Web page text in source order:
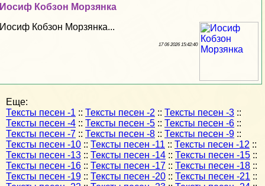
Иосиф Кобзон Морзянка
Иосиф Кобзон Морзянка...
17 06 2026 15:42:40
Еще:
Тексты песен -1 :: Тексты песен -2 :: Тексты песен -3 ::
Тексты песен -4 :: Тексты песен -5 :: Тексты песен -6 ::
Тексты песен -7 :: Тексты песен -8 :: Тексты песен -9 ::
Тексты песен -10 :: Тексты песен -11 :: Тексты песен -12 ::
Тексты песен -13 :: Тексты песен -14 :: Тексты песен -15 ::
Тексты песен -16 :: Тексты песен -17 :: Тексты песен -18 ::
Тексты песен -19 :: Тексты песен -20 :: Тексты песен -21 ::